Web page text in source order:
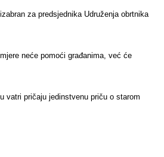
za predsjednika Udruženja obrtnika
neće pomoći građanima, već će
vatri pričaju jedinstvenu priču o starom